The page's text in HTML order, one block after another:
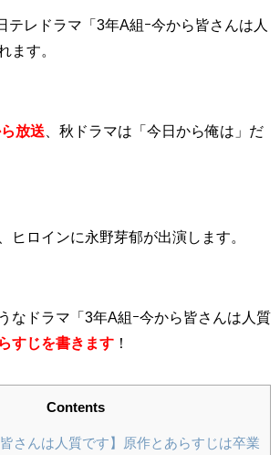
テレドラマ「3年A組ｰ今から皆さんは人
ます。
放送 、秋ドラマは「今日から俺は」だ
ヒロインに永野芽郁が出演します。
なドラマ「3年A組ｰ今から皆さんは人質
すじを書きます ！
Contents
さんは人質です】原作とあらすじは卒業